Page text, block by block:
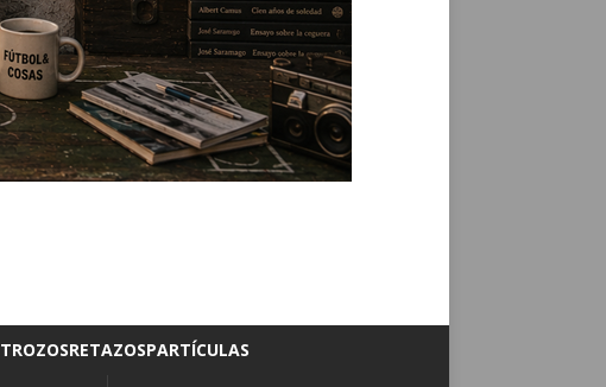
TROZOSRETAZOSPARTÍCULAS